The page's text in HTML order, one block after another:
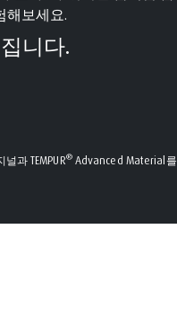
해보세요.
니다.
널과 TEMPUR®Advanced Material를